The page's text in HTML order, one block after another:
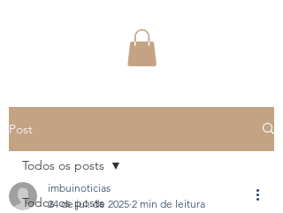
Post
Todos os posts
Todos os posts
imbuinoticias
24 de jul. de 2025 2 min de leitura